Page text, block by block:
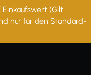
(Gilt
nur für den Standard-